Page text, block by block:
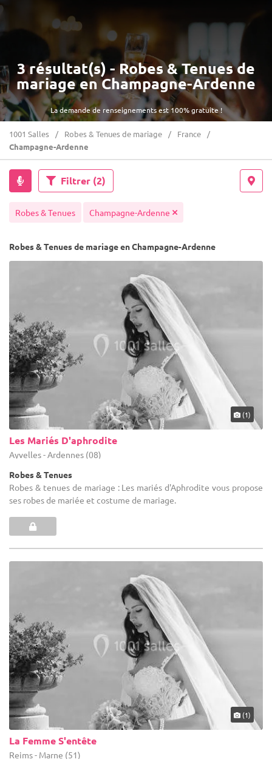
La demande de renseignements est 100% gratuite !
3 résultat(s) - Robes & Tenues de
mariage en Champagne-Ardenne
1001 Salles Robes & Tenues de mariage
France
Champagne-Ardenne
Filtrer (2)
Robes & Tenues Champagne-Ardenne
Robes & Tenues de mariage en Champagne-Ardenne
(1)
Les Mariés D'aphrodite
Ayvelles - Ardennes (08)
Robes & Tenues
Robes & tenues de mariage : Les mariés d'Aphrodite vous propose
ses robes de mariée et costume de mariage.
(1)
La Femme S'entête
Reims - Marne (51)